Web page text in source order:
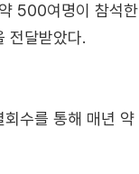
500여명이 참석한
전달받았다.
수를 통해 매년